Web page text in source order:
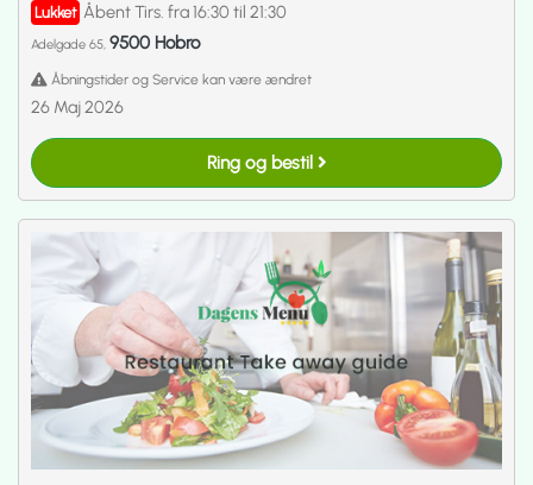
Lukket Åbent Tirs. fra 16:30 til 21:30
Adelgade 65, 9500 Hobro
Åbningstider og Service kan være ændret
26 Maj 2026
Ring og bestil